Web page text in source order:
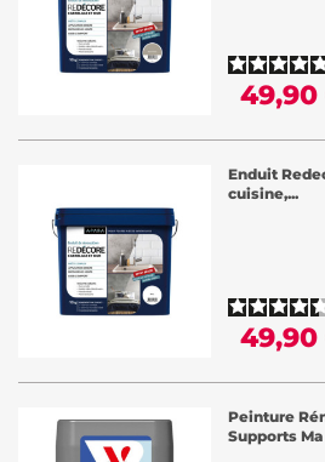
Enduit
cuisine,...
Peinture
Supports Ma